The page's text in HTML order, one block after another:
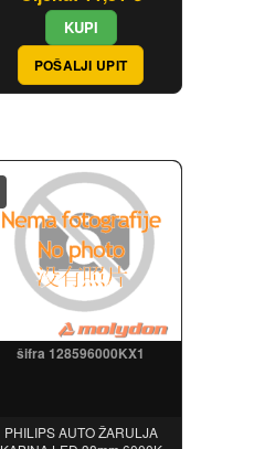
POŠALJI UPIT
šifra 128596000KX1
PHILIPS AUTO ŽARULJA